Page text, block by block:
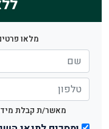
מלאו
מאשר/ת קבלת